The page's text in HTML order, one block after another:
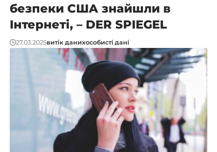
безпеки США знайшли в
Інтернеті, – DER SPIEGEL
27.03.2025витік данихособисті дані